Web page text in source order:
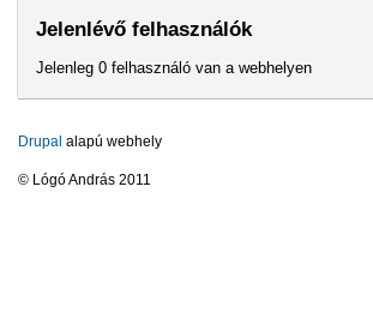
Jelenlévő felhasználók
Jelenleg 0 felhasználó van a webhelyen
Drupal alapú webhely
© Lógó András 2011